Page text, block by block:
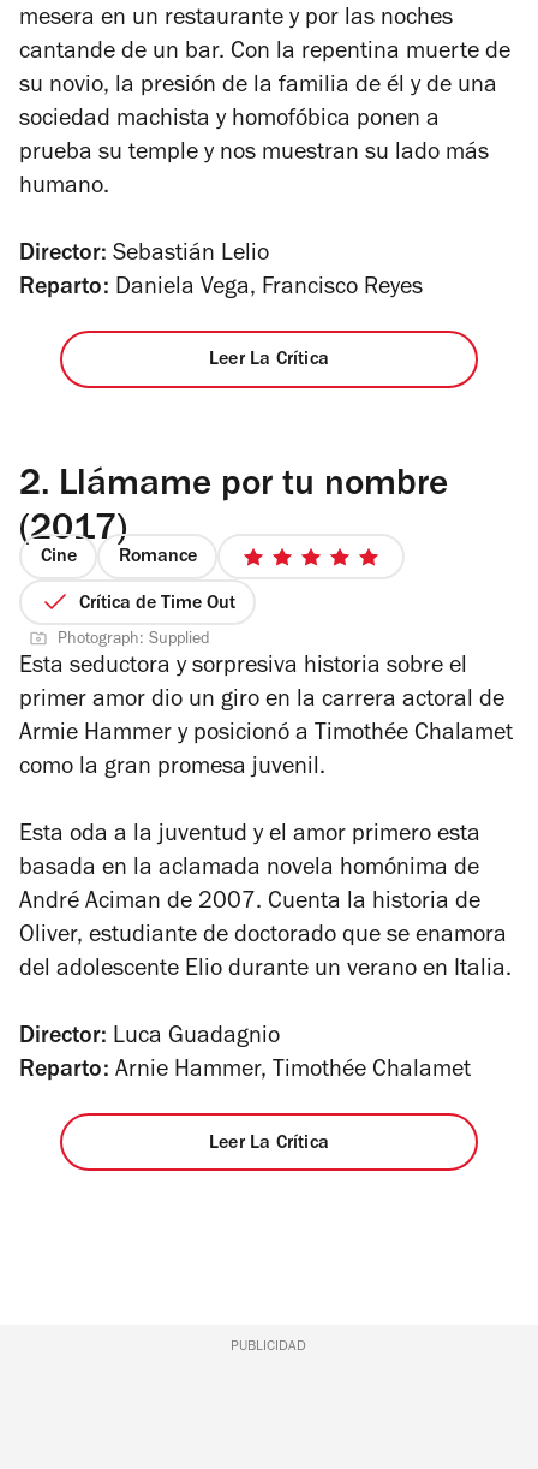
mesera en un restaurante y por las noches
cantande de un bar. Con la repentina muerte de
su novio, la presión de la familia de él y de una
sociedad machista y homofóbica ponen a
prueba su temple y nos muestran su lado más
humano.
Director: Sebastián Lelio
Reparto: Daniela Vega, Francisco Reyes
Leer La Crítica
2. Llámame por tu nombre
(2017)
Cine Romance
5
estrellas
Crítica de Time Out
Photograph: Supplied
Esta seductora y sorpresiva historia sobre el
primer amor dio un giro en la carrera actoral de
Armie Hammer y posicionó a Timothée Chalamet
como la gran promesa juvenil.
Esta oda a la juventud y el amor primero esta
basada en la aclamada novela homónima de
André Aciman de 2007. Cuenta la historia de
Oliver, estudiante de doctorado que se enamora
del adolescente Elio durante un verano en Italia.
Director: Luca Guadagnio
Reparto: Arnie Hammer, Timothée Chalamet
Leer La Crítica
PUBLICIDAD